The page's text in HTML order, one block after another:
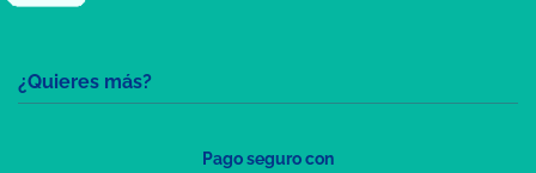
¿Quieres más?
Pago seguro con